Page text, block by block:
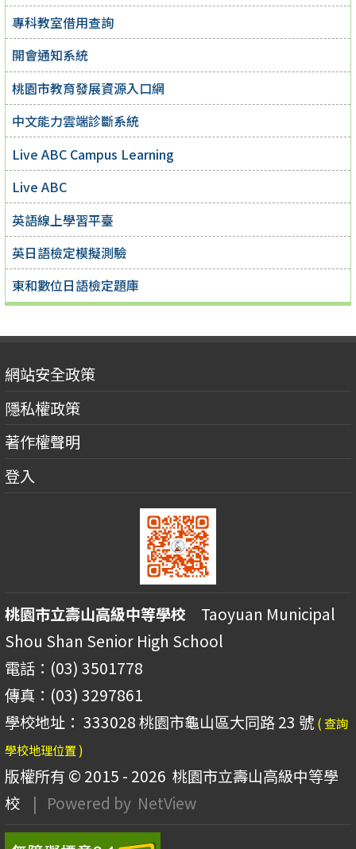
專科教室借用查詢
開會通知系統
桃園市教育發展資源入口網
中文能力雲端診斷系統
Live ABC Campus Learning
Live ABC
英語線上學習平臺
英日語檢定模擬測驗
東和數位日語檢定題庫
網站安全政策
隱私權政策
著作權聲明
登入
桃園市立壽山高級中等學校 Taoyuan Municipal
Shou Shan Senior High School
電話：(03) 3501778
傳真：(03) 3297861
學校地址： 333028 桃園市龜山區大同路 23 號 ( 查詢
學校地理位置 )
版權所有 © 2015 - 2026 桃園市立壽山高級中等學
校
| Powered by NetView